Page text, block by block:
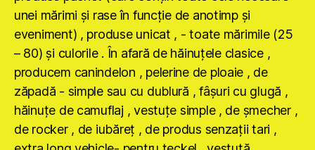
unei mărimi şi rase în funcţie de anotimp şi
eveniment) , produse unicat , - toate mărimile (25
– 80) şi culorile . În afară de hăinuţele clasice ,
producem canindelon , pelerine de ploaie , de
zăpadă - simple sau cu dublură , fâşuri cu glugă ,
hăinuţe de camuflaj , vestuţe simple , de şmecher ,
de rocker , de iubăreţ , de produs senzaţii tari ,